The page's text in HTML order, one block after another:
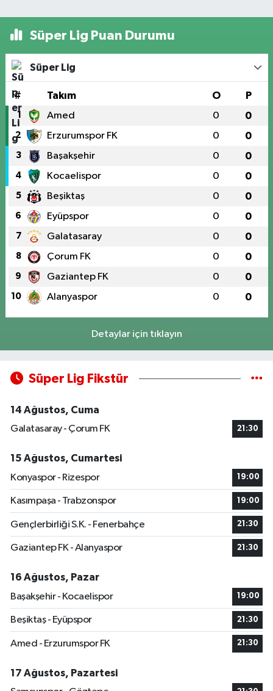
Süper Lig Puan Durumu
Süper Lig
# Takım O P
1 Amed 0 0
2 Erzurumspor FK 0 0
3 Başakşehir 0 0
4 Kocaelispor 0 0
5 Beşiktaş 0 0
6 Eyüpspor 0 0
7 Galatasaray 0 0
8 Çorum FK 0 0
9 Gaziantep FK 0 0
10 Alanyaspor 0 0
Detaylar için tıklayın
Süper Lig Fikstür
14 Ağustos, Cuma
Galatasaray - Çorum FK
21:30
15 Ağustos, Cumartesi
Konyaspor - Rizespor
19:00
Kasımpaşa - Trabzonspor 19:00
Gençlerbirliği S.K. - Fenerbahçe 21:30
Gaziantep FK - Alanyaspor 21:30
16 Ağustos, Pazar
Başakşehir - Kocaelispor
19:00
Beşiktaş - Eyüpspor 21:30
Amed - Erzurumspor FK 21:30
17 Ağustos, Pazartesi